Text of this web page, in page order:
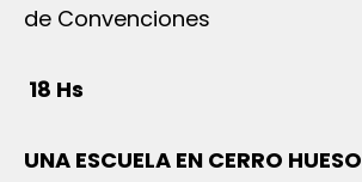
de Convenciones
18 Hs
UNA ESCUELA EN CERRO HUESO